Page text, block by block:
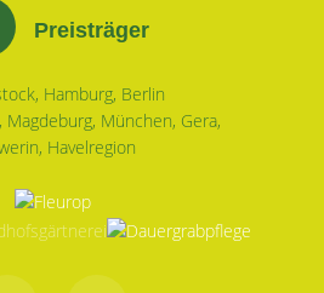
Preisträger
Hamburg, Berlin
München, Gera,
Havelregion